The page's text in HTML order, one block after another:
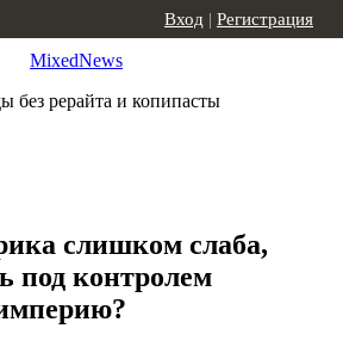
MixedNews
без рерайта и копипасты
Вход | Регистрация
слишком слаба,
под контролем